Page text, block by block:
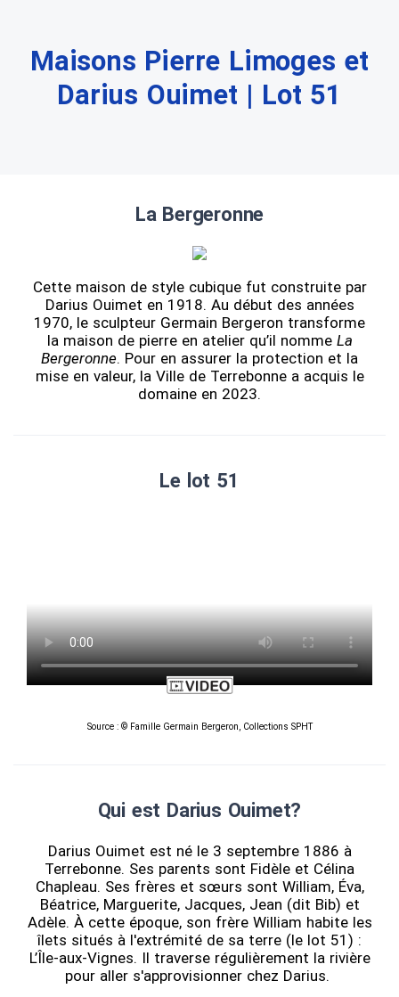
Maisons Pierre Limoges et
Darius Ouimet | Lot 51
La Bergeronne
Cette maison de style cubique fut construite par
Darius Ouimet en 1918. Au début des années
1970, le sculpteur Germain Bergeron transforme
la maison de pierre en atelier qu’il nomme La
Bergeronne. Pour en assurer la protection et la
mise en valeur, la Ville de Terrebonne a acquis le
domaine en 2023.
Le lot 51
Source : © Famille Germain Bergeron, Collections SPHT
Qui est Darius Ouimet?
Darius Ouimet est né le 3 septembre 1886 à
Terrebonne. Ses parents sont Fidèle et Célina
Chapleau. Ses frères et sœurs sont William, Éva,
Béatrice, Marguerite, Jacques, Jean (dit Bib) et
Adèle. À cette époque, son frère William habite les
îlets situés à l'extrémité de sa terre (le lot 51) :
L’Île-aux-Vignes. Il traverse régulièrement la rivière
pour aller s'approvisionner chez Darius.